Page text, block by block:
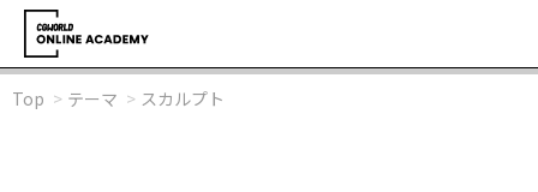
Top テーマ スカルプト